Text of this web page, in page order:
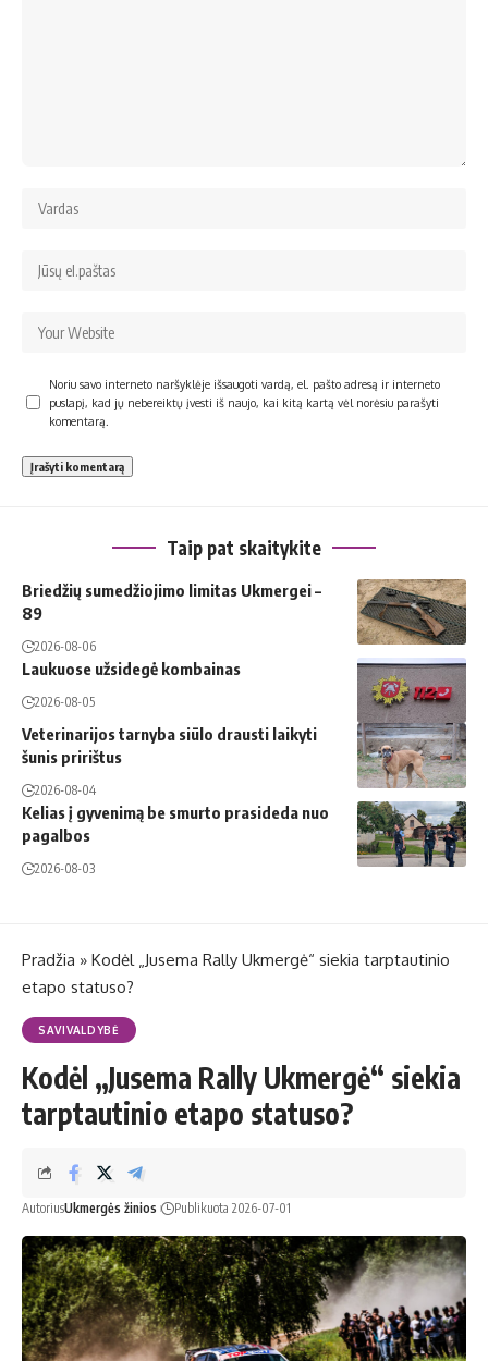
Noriu savo interneto naršyklėje išsaugoti vardą, el. pašto adresą ir interneto
puslapį, kad jų nebereiktų įvesti iš naujo, kai kitą kartą vėl norėsiu parašyti
komentarą.
Taip pat skaitykite
Briedžių sumedžiojimo limitas Ukmergei –
89
2026-08-06
Laukuose užsidegė kombainas
2026-08-05
Veterinarijos tarnyba siūlo drausti laikyti
šunis pririštus
2026-08-04
Kelias į gyvenimą be smurto prasideda nuo
pagalbos
2026-08-03
Pradžia » Kodėl „Jusema Rally Ukmergė“ siekia tarptautinio
etapo statuso?
SAVIVALDYBĖ
Kodėl „Jusema Rally Ukmergė“ siekia
tarptautinio etapo statuso?
AutoriusUkmergės žinios Publikuota 2026-07-01